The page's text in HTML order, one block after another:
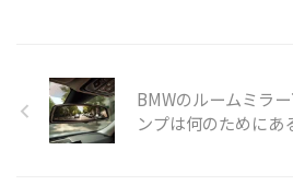
BMWのルームミラ
ンプは何のためにあ